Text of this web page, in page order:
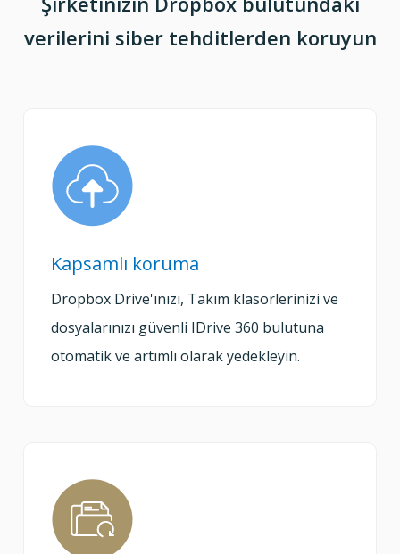
verilerini siber tehditlerden koruyun
Kapsamlı koruma
Dropbox Drive'ınızı, Takım klasörlerinizi ve
dosyalarınızı güvenli IDrive 360 bulutuna
otomatik ve artımlı olarak yedekleyin.